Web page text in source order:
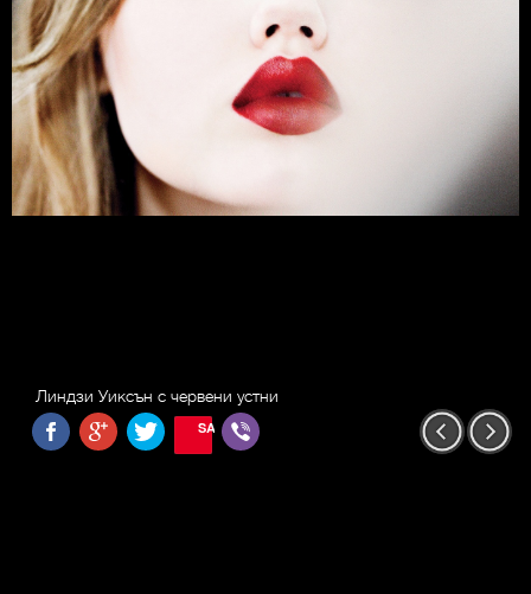
Линдзи Уиксън с червени устни
SAVE